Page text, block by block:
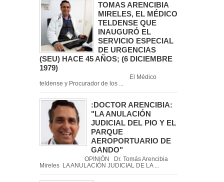
TOMAS ARENCIBIA
MIRELES, EL MÉDICO
TELDENSE QUE
INAUGURÓ EL
SERVICIO ESPECIAL
DE URGENCIAS
(SEU) HACE 45 AÑOS; (6 DICIEMBRE
1979)
El Médico
teldense y Procurador de los ...
:DOCTOR ARENCIBIA:
"LA ANULACIÓN
JUDICIAL DEL PIO Y EL
PARQUE
AEROPORTUARIO DE
GANDO"
OPINIÓN Dr. Tomás Arencibia
Mireles LA ANULACIÓN JUDICIAL DE LA ...